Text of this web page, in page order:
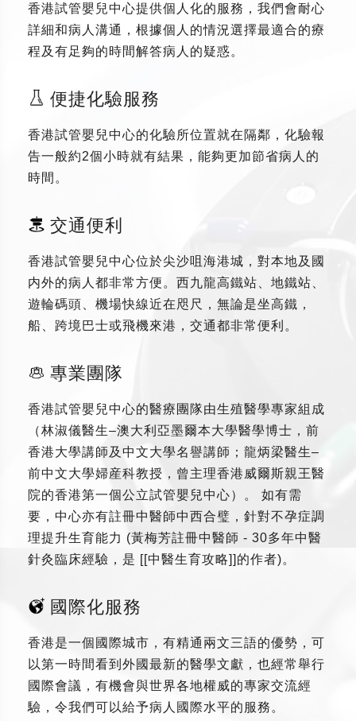
香港試管嬰兒中心提供個人化的服務，我們會耐心
詳細和病人溝通，根據個人的情況選擇最適合的療
程及有足夠的時間解答病人的疑惑。
便捷化驗服務
香港試管嬰兒中心的化驗所位置就在隔鄰，化驗報
告一般約2個小時就有結果，能夠更加節省病人的
時間。
交通便利
香港試管嬰兒中心位於尖沙咀海港城，對本地及國
内外的病人都非常方便。西九龍高鐵站、地鐵站、
遊輪碼頭、機場快線近在咫尺，無論是坐高鐵，
船、跨境巴士或飛機來港，交通都非常便利。
專業團隊
香港試管嬰兒中心的醫療團隊由生殖醫學專家組成
（林淑儀醫生–澳大利亞墨爾本大學醫學博士，前
香港大學講師及中文大學名譽講師；龍炳梁醫生–
前中文大學婦産科教授，曾主理香港威爾斯親王醫
院的香港第一個公立試管嬰兒中心）。 如有需
要，中心亦有註冊中醫師中西合璧，針對不孕症調
理提升生育能力 (黃梅芳註冊中醫師 - 30多年中醫
針灸臨床經驗，是 [[中醫生育攻略]]的作者)。
國際化服務
香港是一個國際城市，有精通兩文三語的優勢，可
以第一時間看到外國最新的醫學文獻，也經常舉行
國際會議，有機會與世界各地權威的專家交流經
驗，令我們可以給予病人國際水平的服務。